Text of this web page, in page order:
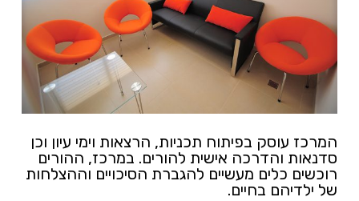
המרכז עוסק בפיתוח תכניות, הרצאות וימי עיון וכן
סדנאות והדרכה אישית להורים. במרכז, ההורים
רוכשים כלים מעשיים להגברת הסיכויים וההצלחות
של ילדיהם בחיים.